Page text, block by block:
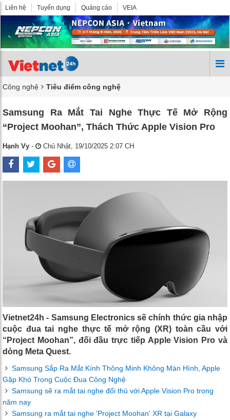
Liên hệ Tuyển dụng Quảng cáo VEIA
Công nghệ Tiêu điểm công nghệ
Samsung Ra Mắt Tai Nghe Thực Tế Mở Rộng
“Project Moohan”, Thách Thức Apple Vision Pro
Hạnh Vy - Chủ Nhật, 19/10/2025 2:07 CH
Vietnet24h - Samsung Electronics sẽ chính thức gia nhập
cuộc đua tai nghe thực tế mở rộng (XR) toàn cầu với
“Project Moohan”, đối đầu trực tiếp Apple Vision Pro và
dòng Meta Quest.
Samsung Sắp Ra Mắt Kính Thông Minh Không Màn Hình, Apple
Gặp Khó Trong Cuộc Đua Công Nghệ
Samsung sẽ ra mắt tai nghe đối thủ với Apple Vision Pro trong
năm nay
Samsung ra mắt tai nghe 'Project Moohan' XR tại Galaxy